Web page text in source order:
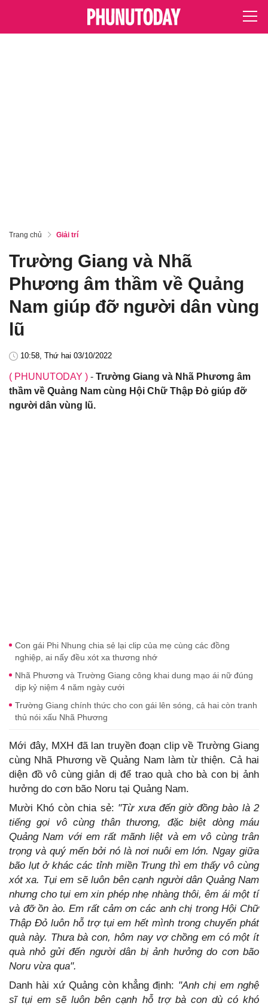
Trang chủ Giải trí
Trường Giang và Nhã
Phương âm thầm về Quảng
Nam giúp đỡ người dân vùng
lũ
10:58, Thứ hai 03/10/2022
( PHUNUTODAY ) - Trường Giang và Nhã Phương âm
thầm về Quảng Nam cùng Hội Chữ Thập Đỏ giúp đỡ
người dân vùng lũ.
Con gái Phi Nhung chia sẻ lại clip của mẹ cùng các đồng
nghiệp, ai nấy đều xót xa thương nhớ
Nhã Phương và Trường Giang công khai dung mạo ái nữ đúng
dịp kỷ niệm 4 năm ngày cưới
Trường Giang chính thức cho con gái lên sóng, cả hai còn tranh
thủ nói xấu Nhã Phương
Mới đây, MXH đã lan truyền đoạn clip về Trường Giang
cùng Nhã Phương về Quảng Nam làm từ thiện. Cả hai
diện đồ vô cùng giản dị để trao quà cho bà con bị ảnh
hưởng do cơn bão Noru tại Quảng Nam.
Mười Khó còn chia sẻ: "Từ xưa đến giờ đồng bào là 2
tiếng gọi vô cùng thân thương, đặc biệt dòng máu
Quảng Nam với em rất mãnh liệt và em vô cùng trân
trọng và quý mến bởi nó là nơi nuôi em lớn. Ngay giữa
bão lụt ở khác các tỉnh miền Trung thì em thấy vô cùng
xót xa. Tụi em sẽ luôn bên cạnh người dân Quảng Nam
nhưng cho tụi em xin phép nhẹ nhàng thôi, êm ái một tí
và đỡ ồn ào. Em rất cảm ơn các anh chị trong Hội Chữ
Thập Đỏ luôn hỗ trợ tụi em hết mình trong chuyến phát
quà này. Thưa bà con, hôm nay vợ chồng em có một ít
quà nhỏ gửi đến người dân bị ảnh hưởng do cơn bão
Noru vừa qua".
Danh hài xứ Quảng còn khẳng định: "Anh chị em nghệ
sĩ tụi em sẽ luôn bên cạnh hỗ trợ bà con dù có khó